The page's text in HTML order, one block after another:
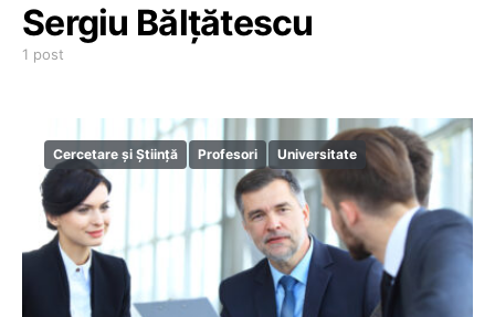
Sergiu Bălțătescu
1 post
Cercetare și Știință Profesori Universitate